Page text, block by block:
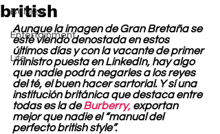
Belleza
Entertainment
Life
british
Aunque la imagen de Gran Bretaña se
esté viendo denostada en estos
últimos días y con la vacante de primer
ministro puesta en LinkedIn, hay algo
que nadie podrá negarles a los reyes
del té, el buen hacer sartorial. Y sí una
institución británica que destaca entre
todas es la de Burberry, exportan
mejor que nadie el “manual del
perfecto british style”.